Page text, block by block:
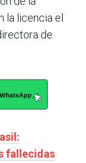
la licencia el
de
fallecidas